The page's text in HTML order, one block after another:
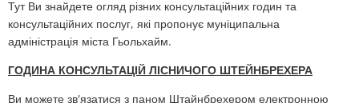
План дій щодо шуму
Навколишнє середовище
Звертайтеся до VG WorksОттерсхайм
Руссинген
консультаційні
послуги
Тут Ви знайдете огляд різних консультаційних годин та
консультаційних послуг, які пропонує муніципальна
адміністрація міста Гьольхайм.
ГОДИНА КОНСУЛЬТАЦІЙ ЛІСНИЧОГО ШТЕЙНБРЕХЕРА
Ви можете зв'язатися з паном Штайнбрехером електронною